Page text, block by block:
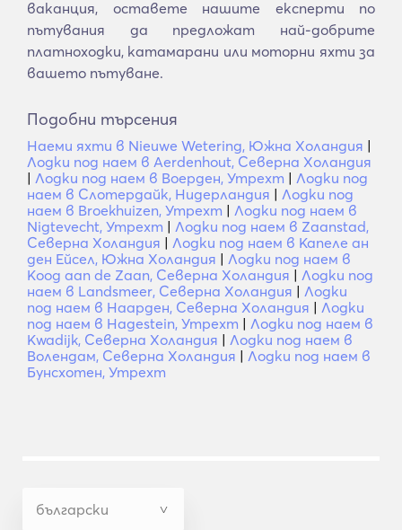
ваканция, оставете нашите експерти по
пътувания да предложат най-добрите
платноходки, катамарани или моторни яхти за
вашето пътуване.
Подобни търсения
Наеми яхти в Nieuwe Wetering, Южна Холандия |
Лодки под наем в Aerdenhout, Северна Холандия
| Лодки под наем в Воерден, Утрехт | Лодки под
наем в Слотердайк, Нидерландия | Лодки под
наем в Broekhuizen, Утрехт | Лодки под наем в
Nigtevecht, Утрехт | Лодки под наем в Zaanstad,
Северна Холандия | Лодки под наем в Капеле ан
ден Ейсел, Южна Холандия | Лодки под наем в
Koog aan de Zaan, Северна Холандия | Лодки под
наем в Landsmeer, Северна Холандия | Лодки
под наем в Наарден, Северна Холандия | Лодки
под наем в Hagestein, Утрехт | Лодки под наем в
Kwadijk, Северна Холандия | Лодки под наем в
Волендам, Северна Холандия | Лодки под наем в
Бунсхотен, Утрехт